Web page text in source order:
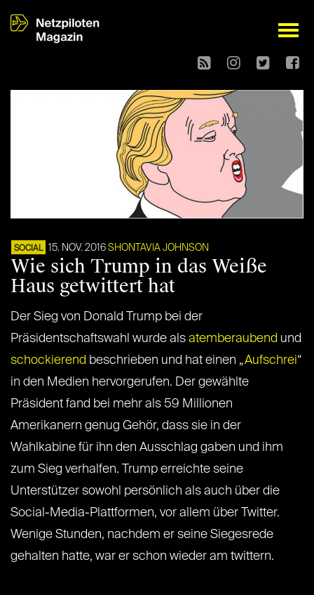
open
SOCIAL 15. NOV. 2016 SHONTAVIA JOHNSON
Wie sich Trump in das Weiße
Haus getwittert hat
Der Sieg von Donald Trump bei der
Präsidentschaftswahl wurde als atemberaubend und
schockierend beschrieben und hat einen „Aufschrei“
in den Medien hervorgerufen. Der gewählte
Präsident fand bei mehr als 59 Millionen
Amerikanern genug Gehör, dass sie in der
Wahlkabine für ihn den Ausschlag gaben und ihm
zum Sieg verhalfen. Trump erreichte seine
Unterstützer sowohl persönlich als auch über die
Social-Media-Plattformen, vor allem über Twitter.
Wenige Stunden, nachdem er seine Siegesrede
gehalten hatte, war er schon wieder am twittern.